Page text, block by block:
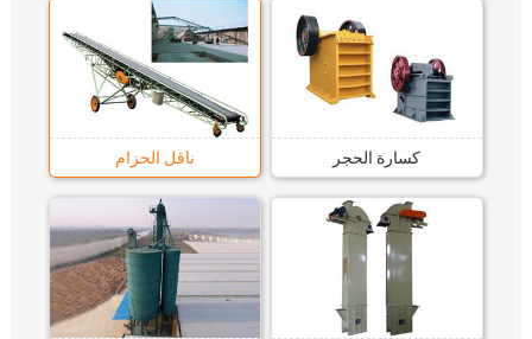
كسارة الحجر ناقل الحزام